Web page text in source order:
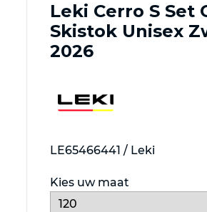
Leki Cerro S Set
Skistok Unisex
2026
LE65466441 / Leki
Kies uw maat